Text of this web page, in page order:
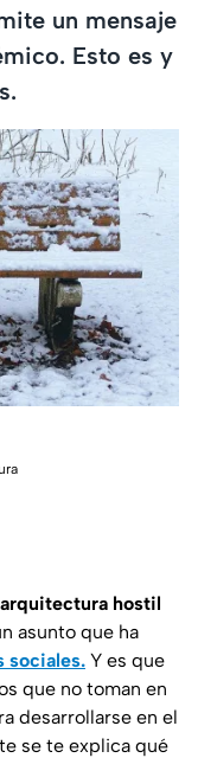
un mensaje
Esto es y
hostil
asunto que ha
sociales. Y es que
que no toman en
desarrollarse en el
se te explica qué